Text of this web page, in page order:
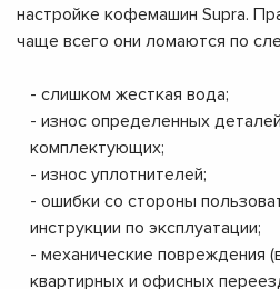
настройке кофемашин Supra.
чаще всего они ломаются по
- слишком жесткая вода;
- износ определенных
комплектующих;
- износ уплотнителей;
- ошибки со стороны
инструкции по эксплуатации;
- механические повреждения
квартирных и офисных